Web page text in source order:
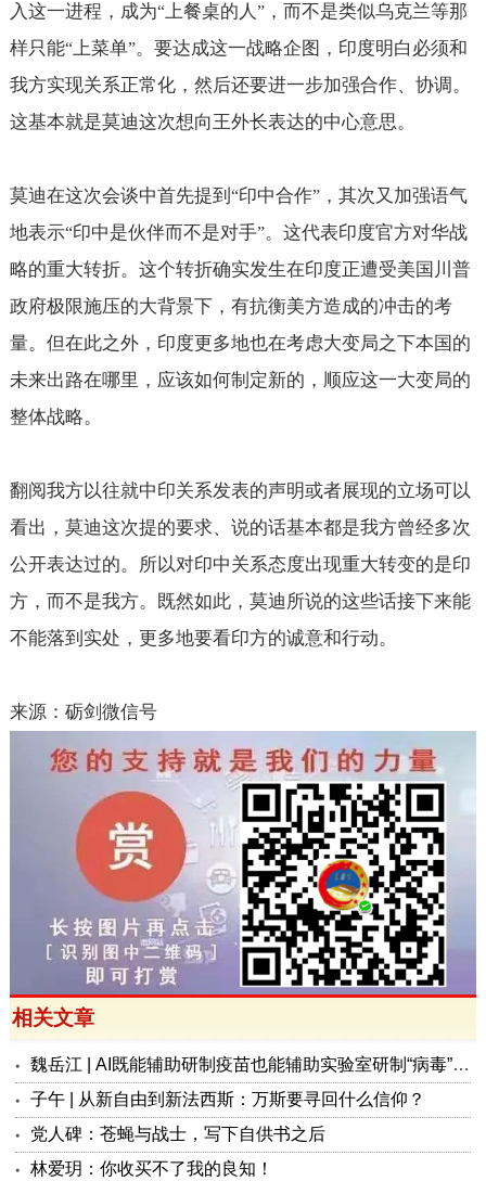
入这一进程，成为“上餐桌的人”，而不是类似乌克兰等那
样只能“上菜单”。要达成这一战略企图，印度明白必须和
我方实现关系正常化，然后还要进一步加强合作、协调。
这基本就是莫迪这次想向王外长表达的中心意思。
莫迪在这次会谈中首先提到 “印中合作”，其次又加强语气
地表示“印中是伙伴而不是对手”。这代表印度官方对华战
略的重大转折。这个转折确实发生在印度正遭受美国川普
政府极限施压的大背景下，有抗衡美方造成的冲击的考
量。但在此之外，印度更多地也在考虑大变局之下本国的
未来出路在哪里，应该如何制定新的，顺应这一大变局的
整体战略。
翻阅我方以往就中印关系发表的声明或者展现的立场可以
看出，莫迪这次提的要求、说的话基本都是我方曾经多次
公开表达过的。所以对印中关系态度出现重大转变的是印
方，而不是我方。既然如此，莫迪所说的这些话接下来能
不能落到实处，更多地要看印方的诚意和行动。
来源：砺剑微信号
相关文章
魏岳江 | AI既能辅助研制疫苗也能辅助实验室研制“病毒”：正悄然推动一场生物技术革命吗？
子午 | 从新自由到新法西斯：万斯要寻回什么信仰？
党人碑：苍蝇与战士，写下自供书之后
林爱玥：你收买不了我的良知！